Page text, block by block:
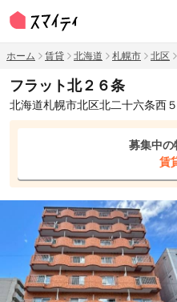
ホーム 賃貸 北海道 札幌市 北区
フラット北２６条
北海道札幌市北区北二十六条西
募集中の
賃